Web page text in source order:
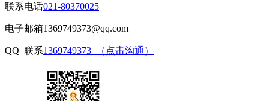
联系电话021-80370025
电子邮箱1369749373@qq.com
QQ 联系1369749373 （点击沟通）